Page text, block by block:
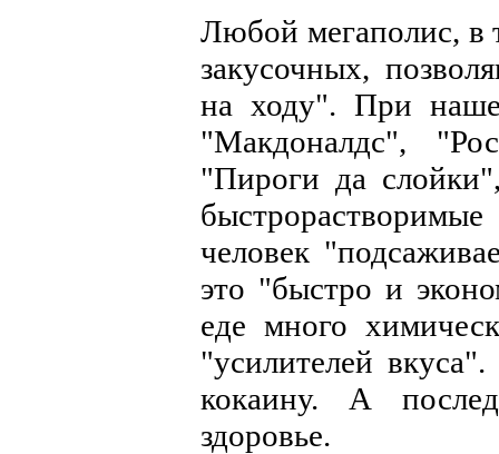
Любой мегаполис, в
закусочных,
на ходу". При
"Макдоналдс",
"Пироги да
человек
это "быстро и
еде много
"усилителей
кокаину. А
здоровье.